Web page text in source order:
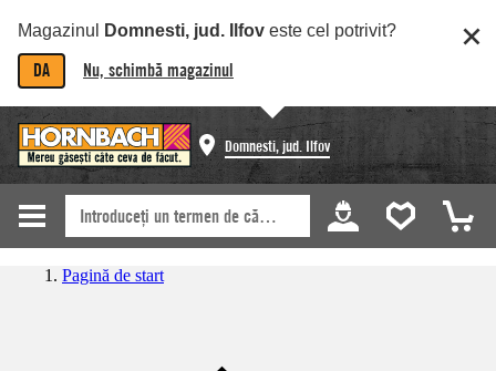
Magazinul Domnesti, jud. Ilfov este cel potrivit?
DA Nu, schimbă magazinul
Domnesti, jud. Ilfov
Pagină de start